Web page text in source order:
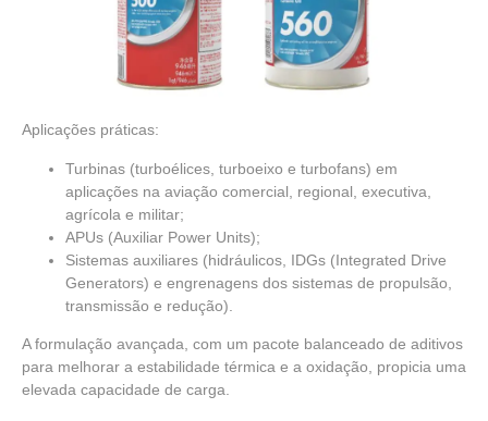
Aplicações práticas:
Turbinas (turboélices, turboeixo e turbofans) em
aplicações na aviação comercial, regional, executiva,
agrícola e militar;
APUs (Auxiliar Power Units);
Sistemas auxiliares (hidráulicos, IDGs (Integrated Drive
Generators) e engrenagens dos sistemas de propulsão,
transmissão e redução).
A formulação avançada, com um pacote balanceado de aditivos
para melhorar a estabilidade térmica e a oxidação, propicia uma
elevada capacidade de carga.